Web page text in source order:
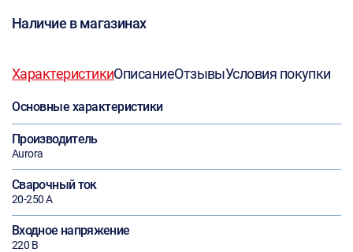
Наличие в магазинах
ХарактеристикиОписаниеОтзывыУсловия покупки
Основные характеристики
Производитель
Aurora
Сварочный ток
20-250 А
Входное напряжение
220 В